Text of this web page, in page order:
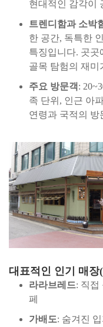
현대적인 감각이
트렌디함과 소박
한 공간, 독특한
특징입니다. 곳곳
골목 탐험의 재미
주요 방문객 :
족 단위, 인근 아
연령과 국적의 방
대표적인 인기 매장
라라브레드: 직접
페
가배도: 숨겨진